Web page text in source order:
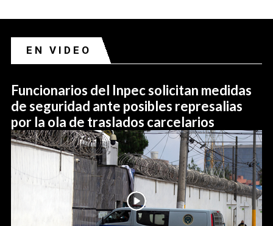
EN VIDEO
Funcionarios del Inpec solicitan medidas
de seguridad ante posibles represalias
por la ola de traslados carcelarios